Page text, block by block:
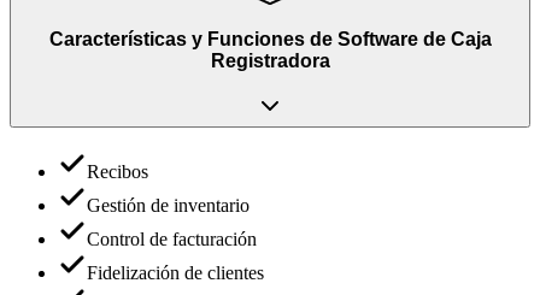
Características y Funciones de Software de Caja
Registradora
Recibos
Gestión de inventario
Control de facturación
Fidelización de clientes